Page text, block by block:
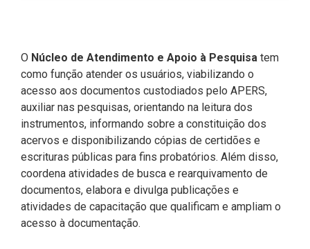
O Núcleo de Atendimento e Apoio à Pesquisa tem
como função atender os usuários, viabilizando o
acesso aos documentos custodiados pelo APERS,
auxiliar nas pesquisas, orientando na leitura dos
instrumentos, informando sobre a constituição dos
acervos e disponibilizando cópias de certidões e
escrituras públicas para fins probatórios. Além disso,
coordena atividades de busca e rearquivamento de
documentos, elabora e divulga publicações e
atividades de capacitação que qualificam e ampliam o
acesso à documentação.